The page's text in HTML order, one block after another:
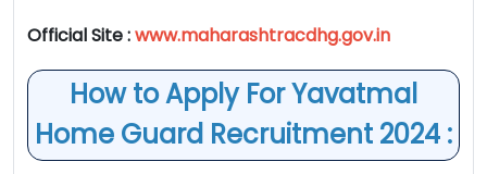
Official Site :www.maharashtracdhg.gov.in
How to Apply For Yavatmal
Home Guard Recruitment 2024 :